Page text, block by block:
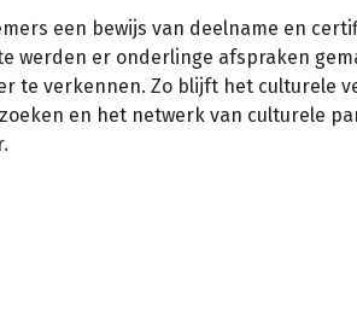
een bewijs van deelname en
werden er onderlinge afspraken
te verkennen. Zo blijft het culturele
en het netwerk van culturele